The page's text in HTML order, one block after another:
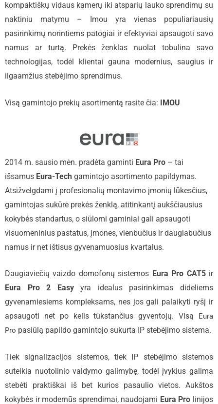
kompaktiškų vidaus kamerų iki atsparių lauko sprendimų su
naktiniu matymu – Imou yra vienas populiariausių
pasirinkimų norintiems patogiai ir efektyviai apsaugoti savo
namus ar turtą. Prekės ženklas nuolat tobulina savo
technologijas, todėl klientai gauna modernius, saugius ir
ilgaamžius stebėjimo sprendimus.
Visą gamintojo prekių asortimentą rasite čia: IMOU
2014 m. sausio mėn. pradėta gaminti Eura Pro – tai
išsamus Eura-Tech gamintojo asortimento papildymas.
Atsižvelgdami į profesionalių montavimo įmonių lūkesčius,
gamintojas sukūrė prekės ženklą, atitinkantį aukščiausius
kokybės standartus, o siūlomi gaminiai gali apsaugoti
visuomeninius pastatus, įmones, vienbučius ir daugiabučius
namus ir net ištisus gyvenamuosius kvartalus.
Daugiaviečių vaizdo domofonų sistemos Eura Pro CAT5ir
Eura Pro 2 Easyyra idealus pasirinkimas dideliems
gyvenamiesiems kompleksams, nes jos gali palaikyti ryšį ir
apsaugoti net po kelis tūkstančius gyventojų. Visą Eura
Pro pasiūlą papildo gamintojo sukurta IP stebėjimo sistema.
Tiek signalizacijos sistemos, tiek IP stebėjimo sistemos
suteikia nuotolinio valdymo galimybę, todėl įvykius galima
stebėti praktiškai iš bet kurios pasaulio vietos. Aukštos
kokybės ir modernūs sprendimai, naudojami Eura Pro linijos